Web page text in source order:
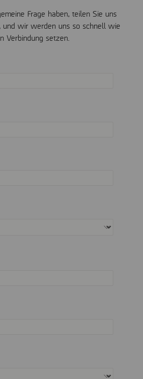
Frage haben, teilen Sie uns
und wir werden uns so schnell wie
Verbindung setzen.